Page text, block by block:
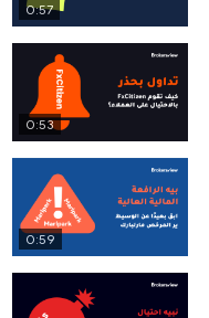
0:57
0:53
0:59